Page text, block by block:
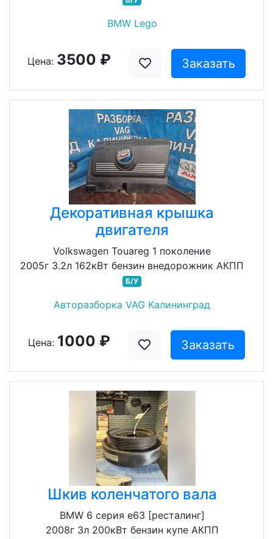
BMW Lego
Цена: 3500 ₽ Заказать
Декоративная крышка
двигателя
Volkswagen Touareg 1 поколение
2005г 3.2л 162кВт бензин внедорожник АКПП
Б/У
Авторазборка VAG Калининград
Цена: 1000 ₽ Заказать
Шкив коленчатого вала
BMW 6 серия e63 [ресталинг]
2008г 3л 200кВт бензин купе АКПП